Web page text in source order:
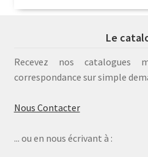
Le
Recevez nos catalogues
correspondance sur simple
Nous Contacter
... ou en nous écrivant à :